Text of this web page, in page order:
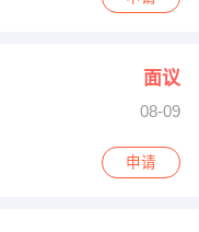
面议
08-09
申请